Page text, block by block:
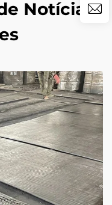
Notícias